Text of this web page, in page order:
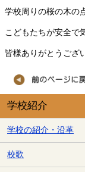
学校紹介
学校の紹介・沿革
校歌
学校周りの桜の木の
こどもたちが安全で
皆様ありがとうござ